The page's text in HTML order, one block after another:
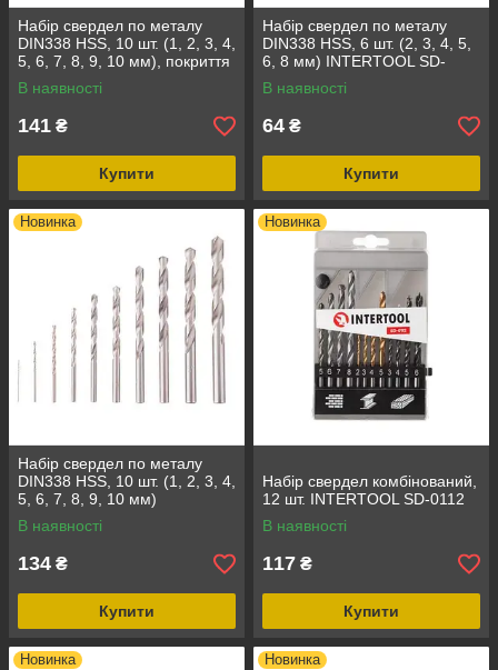
Набір свердел по металу
DIN338 HSS, 10 шт. (1, 2, 3, 4,
5, 6, 7, 8, 9, 10 мм), покриття
Ti INTERTOOL SD-0027
В наявності
141 ₴
Купити
Набір свердел по металу
DIN338 HSS, 6 шт. (2, 3, 4, 5,
6, 8 мм) INTERTOOL SD-
0028
В наявності
64 ₴
Купити
Новинка
Набір свердел по металу
DIN338 HSS, 10 шт. (1, 2, 3, 4,
5, 6, 7, 8, 9, 10 мм)
INTERTOOL SD-0029
В наявності
134 ₴
Купити
Новинка
Набір свердел комбінований,
12 шт. INTERTOOL SD-0112
В наявності
117 ₴
Купити
Новинка Новинка